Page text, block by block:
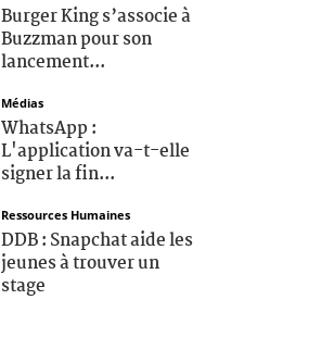
Burger King s’associe à
Buzzman pour son
lancement...
Médias
WhatsApp :
L'application va-t-elle
signer la fin...
Ressources Humaines
DDB : Snapchat aide les
jeunes à trouver un
stage